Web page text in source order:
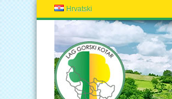
Hrvatski